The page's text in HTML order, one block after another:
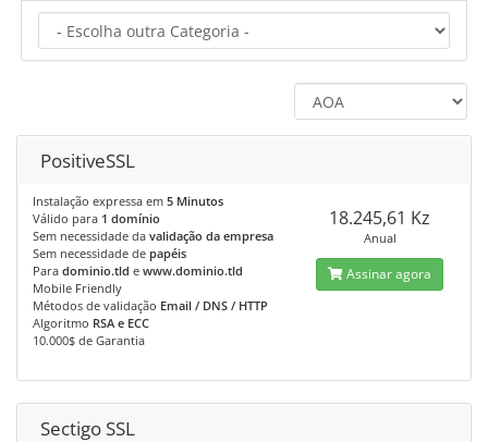
PositiveSSL
Instalação expressa em 5 Minutos
Válido para 1 domínio
Sem necessidade da validação da empresa
Sem necessidade de papéis
Para dominio.tld e www.dominio.tld
Mobile Friendly
Métodos de validação Email / DNS / HTTP
Algoritmo RSA e ECC
10.000$ de Garantia
18.245,61 Kz
Anual
Assinar agora
Sectigo SSL